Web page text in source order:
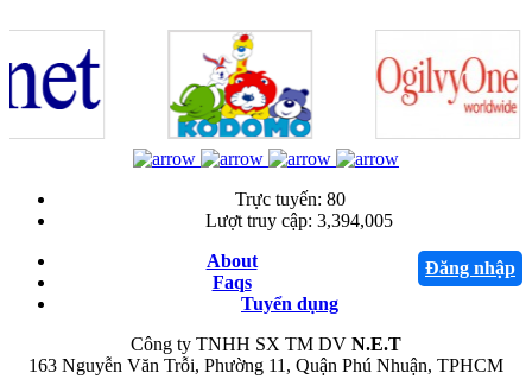
Trực tuyến: 80
Lượt truy cập: 3,394,005
Đăng nhập
About
Faqs
Tuyển dụng
Công ty TNHH SX TM DV N.E.T
163 Nguyễn Văn Trỗi, Phường 11, Quận Phú Nhuận, TPHCM